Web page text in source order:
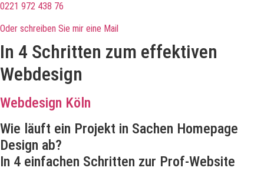
0221 972 438 76
Oder schreiben Sie mir eine Mail
In 4 Schritten zum effektiven
Webdesign
Webdesign Köln
Wie läuft ein Projekt in Sachen Homepage
Design ab?
In 4 einfachen Schritten zur Prof-Website